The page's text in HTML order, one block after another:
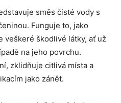
směs čisté vody s
Funguje to, jako
veškeré škodlivé látky, ať už
na jeho povrchu.
zklidňuje citlivá místa a
jako zánět.